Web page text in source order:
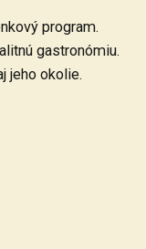
program.
gastronómiu.
jeho okolie.